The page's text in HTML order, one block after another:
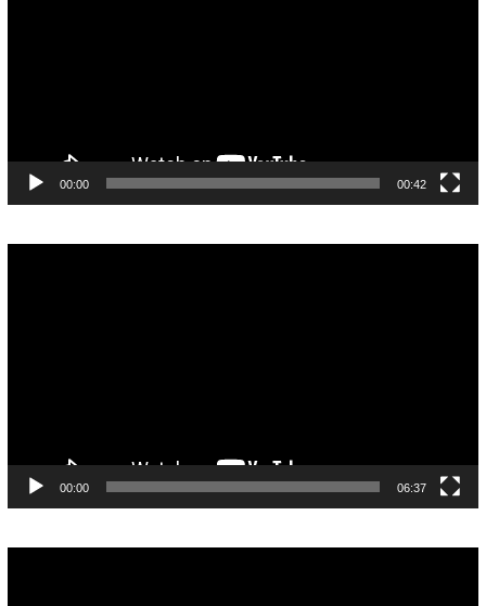
00:00 00:42
00:00 06:37